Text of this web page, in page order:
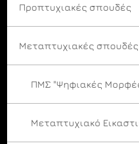
Προπτυχιακές σπουδές
Μεταπτυχιακές σπουδές
ΠΜΣ "Ψηφιακές
Μεταπτυχιακό